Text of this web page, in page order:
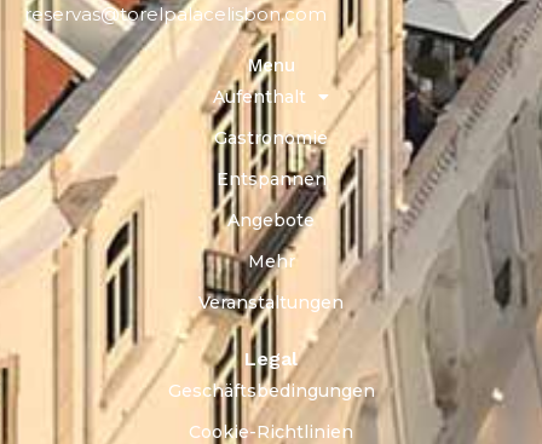
reservas@torelpalacelisbon.com
Menu
Aufenthalt
Gastronomie
Entspannen
Angebote
Mehr
Veranstaltungen
Legal
Geschäftsbedingungen
Cookie-Richtlinien